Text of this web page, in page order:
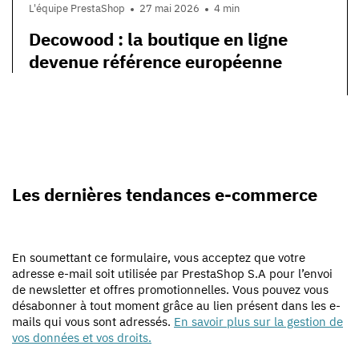
L'équipe PrestaShop 27 mai 2026 4 min
Decowood : la boutique en ligne
devenue référence européenne
Les dernières tendances e-commerce
En soumettant ce formulaire, vous acceptez que votre
adresse e-mail soit utilisée par PrestaShop S.A pour l’envoi
de newsletter et offres promotionnelles. Vous pouvez vous
désabonner à tout moment grâce au lien présent dans les e-
mails qui vous sont adressés. En savoir plus sur la gestion de
vos données et vos droits.